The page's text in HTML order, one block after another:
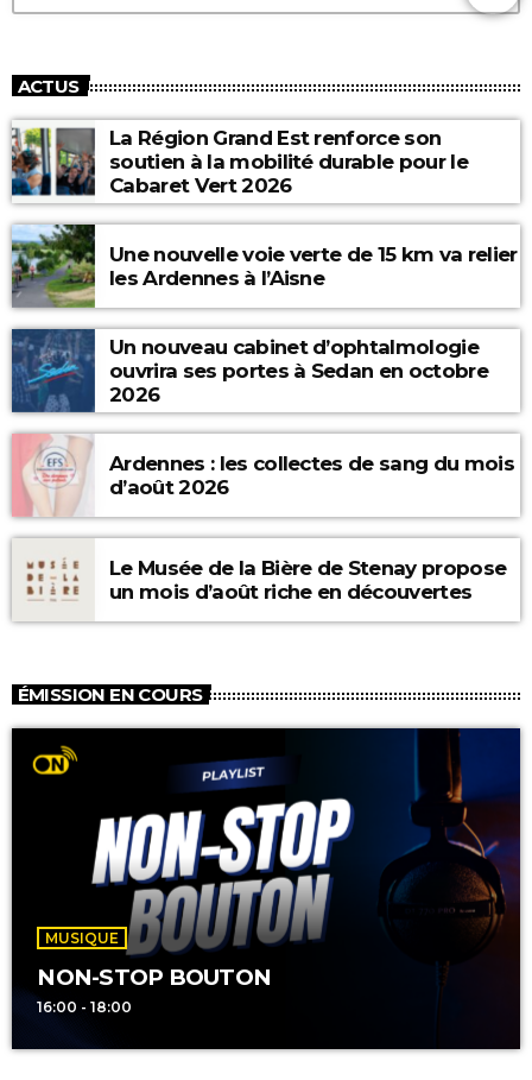
ACTUS
La Région Grand Est renforce son
soutien à la mobilité durable pour le
Cabaret Vert 2026
Une nouvelle voie verte de 15 km va relier
les Ardennes à l’Aisne
Un nouveau cabinet d’ophtalmologie
ouvrira ses portes à Sedan en octobre
2026
Ardennes : les collectes de sang du mois
d’août 2026
Le Musée de la Bière de Stenay propose
un mois d’août riche en découvertes
ÉMISSION EN COURS
MUSIQUE
NON-STOP BOUTON
16:00 - 18:00